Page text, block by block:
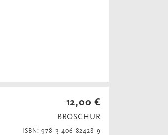
12,00 €
BROSCHUR
ISBN: 978-3-406-82428-9